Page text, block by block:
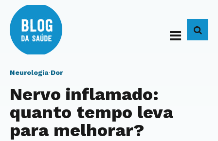
Neurologia·Dor
Nervo inflamado:
quanto tempo leva
para melhorar?